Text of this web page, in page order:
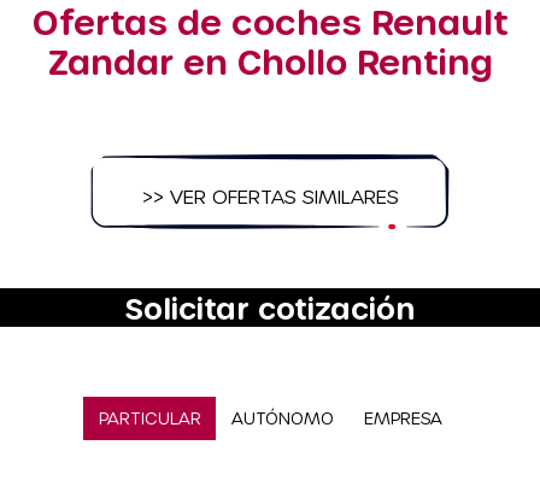
Ofertas de coches Renault
Zandar en Chollo Renting
>> VER OFERTAS SIMILARES
Solicitar cotización
PARTICULAR AUTÓNOMO EMPRESA